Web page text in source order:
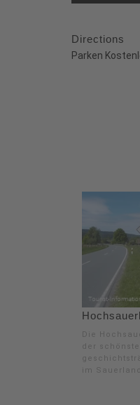
Directions
Parken
Die
der
im Sauerland.